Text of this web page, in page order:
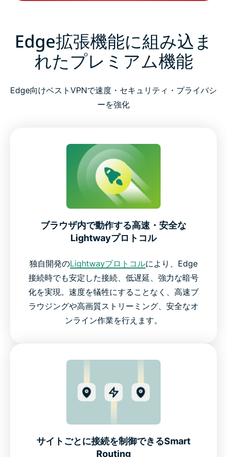
Edge拡張機能に組み込ま
れたプレミアム機能
Edge向けベストVPNで速度・セキュリティ・プライバシ
ーを強化
ブラウザ内で動作する高速・安全な
Lightwayプロトコル
独自開発のLightwayプロトコルにより、Edge
接続時でも安定した接続、低遅延、強力な暗号
化を実現。速度を犠牲にすることなく、高速ブ
ラウジングや高画質ストリーミング、安全なオ
ンライン作業を行えます。
サイトごとに接続を制御できるSmart
Routing